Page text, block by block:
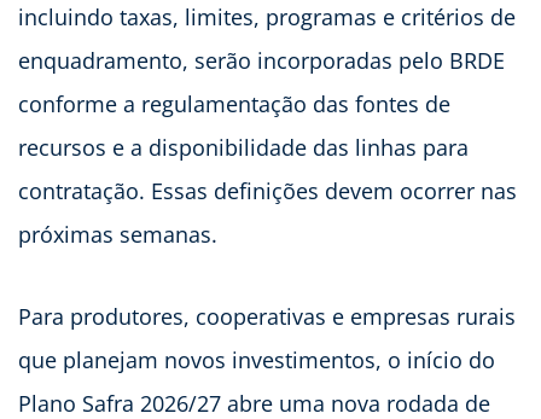
incluindo taxas, limites, programas e critérios de
enquadramento, serão incorporadas pelo BRDE
conforme a regulamentação das fontes de
recursos e a disponibilidade das linhas para
contratação. Essas definições devem ocorrer nas
próximas semanas.
Para produtores, cooperativas e empresas rurais
que planejam novos investimentos, o início do
Plano Safra 2026/27 abre uma nova rodada de